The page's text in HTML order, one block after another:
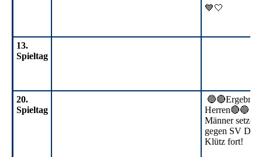
💙🤍
13.
Spieltag
20.
Spieltag
Herren🔴🔵
Männer setzen
gegen SV
Klütz fort!